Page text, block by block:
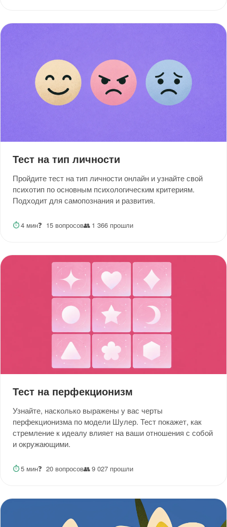
Тест на тип личности
Пройдите тест на тип личности онлайн и узнайте свой
психотип по основным психологическим критериям.
Подходит для самопознания и развития.
⏱4 мин❓ 15 вопросов👥 1 366 прошли
Тест на перфекционизм
Узнайте, насколько выражены у вас черты
перфекционизма по модели Шулер. Тест покажет, как
стремление к идеалу влияет на ваши отношения с собой
и окружающими.
⏱5 мин❓ 20 вопросов👥9 027 прошли